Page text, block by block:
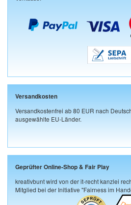
Versandkosten
Versandkostenfrei ab 80 EUR nach
ausgewählte EU-Länder.
Geprüfter Online-Shop & Fair Play
kreativbunt wird von der it-recht kanzlei
Mitglied bei der Initiative "Fairness im